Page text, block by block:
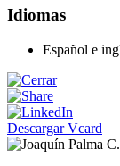
Idiomas
Español e
Descargar Vcard